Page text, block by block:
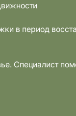
в период
Специалист